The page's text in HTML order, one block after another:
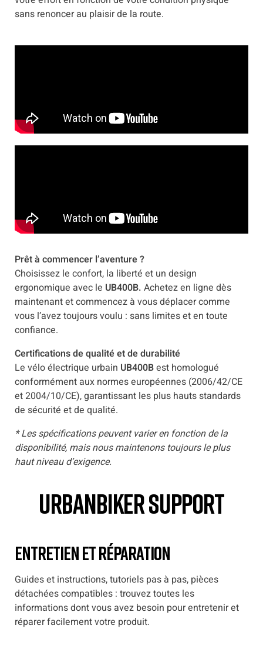
sans renoncer au plaisir de la route.
Prêt à commencer l’aventure ?
Choisissez le confort, la liberté et un design
ergonomique avec le UB400B. Achetez en ligne dès
maintenant et commencez à vous déplacer comme
vous l’avez toujours voulu : sans limites et en toute
confiance.
Certifications de qualité et de durabilité
Le vélo électrique urbain UB400Best homologué
conformément aux normes européennes (2006/42/CE
et 2004/10/CE), garantissant les plus hauts standards
de sécurité et de qualité.
* Les spécifications peuvent varier en fonction de la
disponibilité, mais nous maintenons toujours le plus
haut niveau d’exigence.
UrbanBiker Support
Entretien et réparation
Guides et instructions, tutoriels pas à pas, pièces
détachées compatibles : trouvez toutes les
informations dont vous avez besoin pour entretenir et
réparer facilement votre produit.